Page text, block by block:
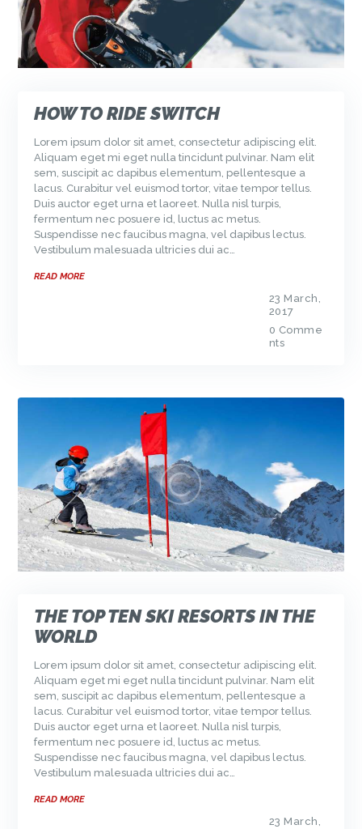
HOW TO RIDE SWITCH
Lorem ipsum dolor sit amet, consectetur adipiscing elit.
Aliquam eget mi eget nulla tincidunt pulvinar. Nam elit
sem, suscipit ac dapibus elementum, pellentesque a
lacus. Curabitur vel euismod tortor, vitae tempor tellus.
Duis auctor eget urna et laoreet. Nulla nisl turpis,
fermentum nec posuere id, luctus ac metus.
Suspendisse nec faucibus magna, vel dapibus lectus.
Vestibulum malesuada ultricies dui ac…
READ MORE
23 March,
2017
0 Comme
nts
THE TOP TEN SKI RESORTS IN THE
WORLD
Lorem ipsum dolor sit amet, consectetur adipiscing elit.
Aliquam eget mi eget nulla tincidunt pulvinar. Nam elit
sem, suscipit ac dapibus elementum, pellentesque a
lacus. Curabitur vel euismod tortor, vitae tempor tellus.
Duis auctor eget urna et laoreet. Nulla nisl turpis,
fermentum nec posuere id, luctus ac metus.
Suspendisse nec faucibus magna, vel dapibus lectus.
Vestibulum malesuada ultricies dui ac…
READ MORE
23 March,